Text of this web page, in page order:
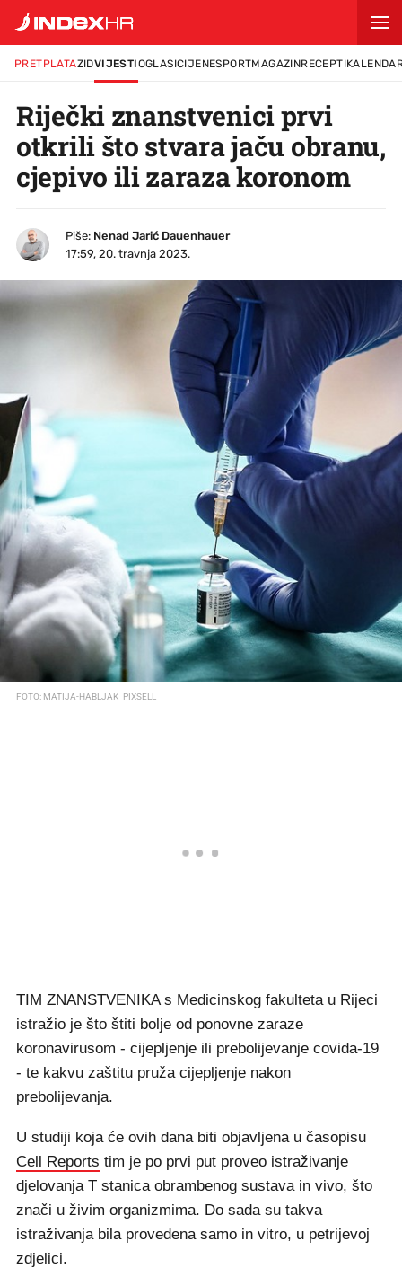
PRETPLATAZIDVIJESTIOGLASICIJENESPORTMAGAZINRECEPTI
Riječki znanstvenici prvi
otkrili što stvara jaču obranu,
cjepivo ili zaraza koronom
Piše: Nenad Jarić Dauenhauer
17:59, 20. travnja 2023.
FOTO: MATIJA-HABLJAK_PIXSELL
TIM ZNANSTVENIKA s Medicinskog fakulteta u Rijeci
istražio je što štiti bolje od ponovne zaraze
koronavirusom - cijepljenje ili prebolijevanje covida-19
- te kakvu zaštitu pruža cijepljenje nakon
prebolijevanja.
U studiji koja će ovih dana biti objavljena u časopisu
Cell Reports tim je po prvi put proveo istraživanje
djelovanja T stanica obrambenog sustava in vivo, što
znači u živim organizmima. Do sada su takva
istraživanja bila provedena samo in vitro, u petrijevoj
zdjelici.